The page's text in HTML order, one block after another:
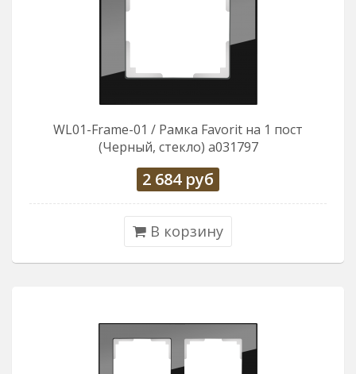
WL01-Frame-01 / Рамка Favorit на 1 пост
(Черный, стекло) a031797
2 684руб
В корзину